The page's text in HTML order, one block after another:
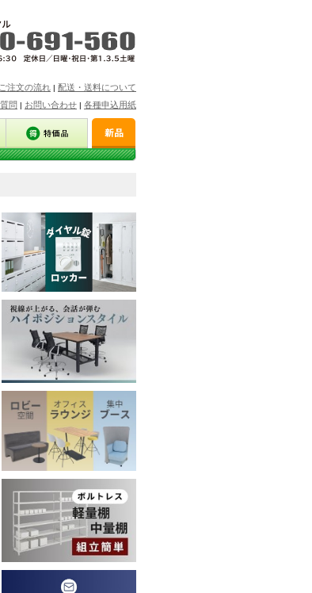
ご注文の流れ | 配送・送料について
問 | お問い合わせ | 各種申込用紙